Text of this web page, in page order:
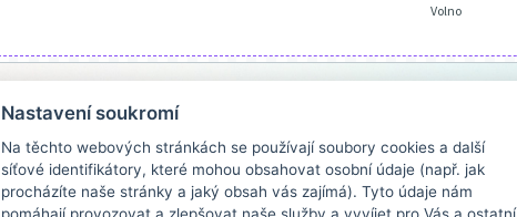
Volno
Nastavení soukromí
Na těchto webových stránkách se používají soubory cookies a další
síťové identifikátory, které mohou obsahovat osobní údaje (např. jak
procházíte naše stránky a jaký obsah vás zajímá). Tyto údaje nám